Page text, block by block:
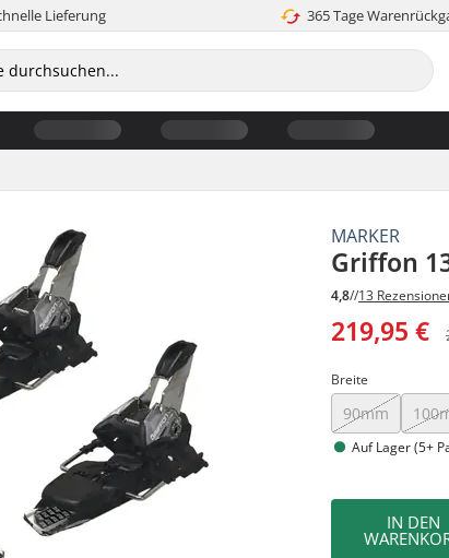
Lieferung 365 Tage
MARKER
Griffon
4,8//13
219,95 €
Breite
90mm
Auf Lager (5+
IN DEN